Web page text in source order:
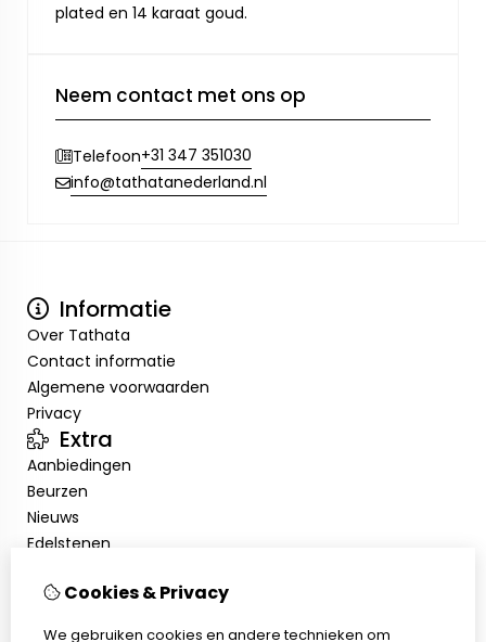
plated en 14 karaat goud.
Neem contact met ons op
Telefoon+31 347 351030
info@tathatanederland.nl
Informatie
Over Tathata
Contact informatie
Algemene voorwaarden
Privacy
Extra
Aanbiedingen
Beurzen
Nieuws
Edelstenen
Mijn account
Cookies & Privacy
We gebruiken cookies en andere technieken om